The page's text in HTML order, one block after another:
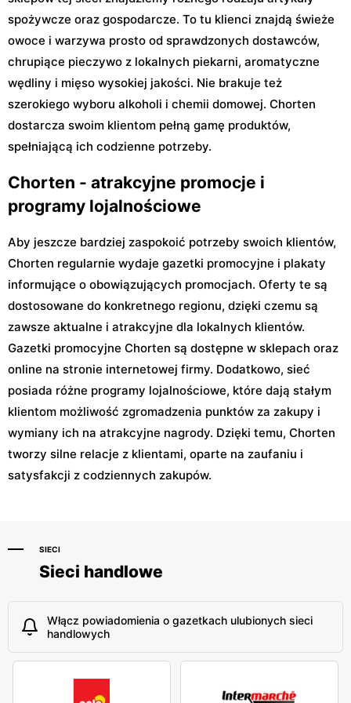
spożywcze oraz gospodarcze. To tu klienci znajdą świeże
owoce i warzywa prosto od sprawdzonych dostawców,
chrupiące pieczywo z lokalnych piekarni, aromatyczne
wędliny i mięso wysokiej jakości. Nie brakuje też
szerokiego wyboru alkoholi i chemii domowej. Chorten
dostarcza swoim klientom pełną gamę produktów,
spełniającą ich codzienne potrzeby.
Chorten - atrakcyjne promocje i
programy lojalnościowe
Aby jeszcze bardziej zaspokoić potrzeby swoich klientów,
Chorten regularnie wydaje gazetki promocyjne i plakaty
informujące o obowiązujących promocjach. Oferty te są
dostosowane do konkretnego regionu, dzięki czemu są
zawsze aktualne i atrakcyjne dla lokalnych klientów.
Gazetki promocyjne Chorten są dostępne w sklepach oraz
online na stronie internetowej firmy. Dodatkowo, sieć
posiada różne programy lojalnościowe, które dają stałym
klientom możliwość zgromadzenia punktów za zakupy i
wymiany ich na atrakcyjne nagrody. Dzięki temu, Chorten
tworzy silne relacje z klientami, oparte na zaufaniu i
satysfakcji z codziennych zakupów.
SIECI
Sieci handlowe
Włącz powiadomienia o gazetkach ulubionych sieci
handlowych